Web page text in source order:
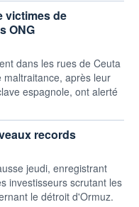
victimes de
ONG
dans les rues de Ceuta
après leur
espagnole, ont alerté
records
jeudi, enregistrant
investisseurs scrutant les
le détroit d'Ormuz.